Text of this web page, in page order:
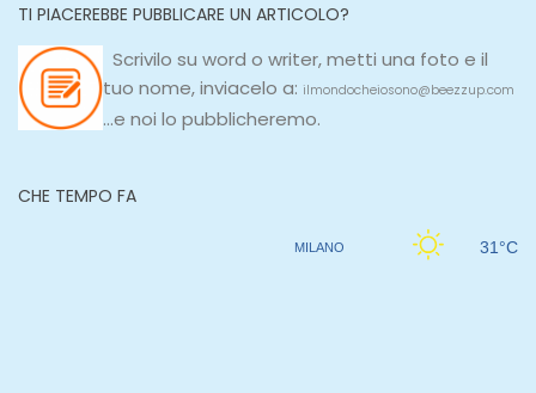
TI PIACEREBBE PUBBLICARE UN ARTICOLO?
Scrivilo su word o writer, metti una foto e il
tuo nome, inviacelo a: ilmondocheiosono@beezzup.com
...e noi lo pubblicheremo.
CHE TEMPO FA